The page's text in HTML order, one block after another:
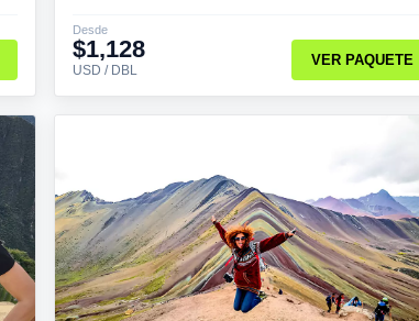
Desde
$1,128
USD / DBL
VER PAQUETE